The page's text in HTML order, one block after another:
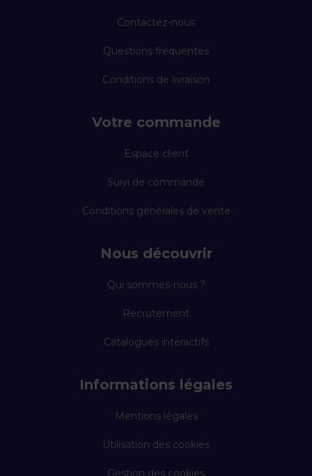
Contactez-nous
Questions fréquentes
Conditions de livraison
Votre commande
Espace client
Suivi de commande
Conditions générales de vente
Nous découvrir
Qui sommes-nous ?
Recrutement
Catalogues interactifs
Informations légales
Mentions légales
Utilisation des cookies
Gestion des cookies